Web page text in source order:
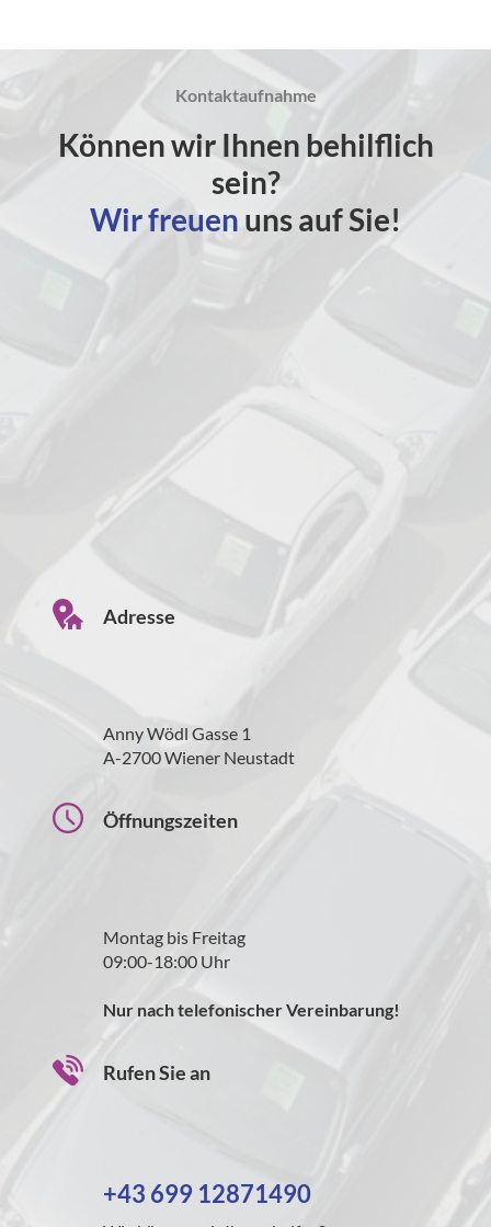
Kontaktaufnahme
Können wir Ihnen behilflich
sein?
Wir freuen uns auf Sie!
Adresse
Anny Wödl Gasse 1
A-2700 Wiener Neustadt
Öffnungszeiten
Montag bis Freitag
09:00-18:00 Uhr
Nur nach telefonischer Vereinbarung!
Rufen Sie an
+43 699 12871490